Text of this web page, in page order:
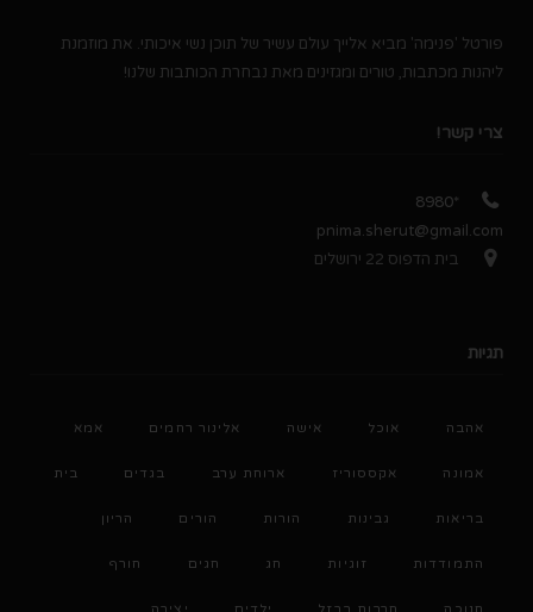
פורטל 'פנימה' מביא אלייך עולם עשיר של תוכן נשי איכותי. את מוזמנת
ליהנות מכתבות, טורים ומגזינים מאת נבחרת הכותבות שלנו!
צרי קשר!
*8980
pnima.sherut@gmail.com
בית הדפוס 22 ירושלים
תגיות
אהבה אוכל אישה אלינור רחמים אמא
אמונה אקססוריז ארוחת ערב בגדים בית
בריאות גבינות הורות הורים הריון
התמודדות זוגיות חג חגים חורף